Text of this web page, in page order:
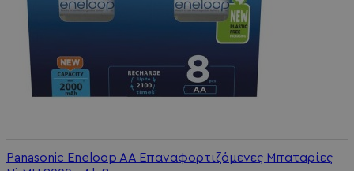
Panasonic Eneloop AA Επαναφορτιζόμενες Μπαταρίες